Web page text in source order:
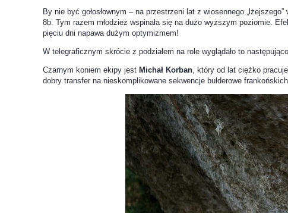
By nie być gołosłownym – na przestrzeni lat z wiosennego
8b. Tym razem młodzież wspinała się na dużo wyższym poziomie.
pięciu dni napawa dużym optymizmem!
W telegraficznym skrócie z podziałem na role wyglądało to
Czarnym koniem ekipy jest Michał Korban , który od lat ciężko
dobry transfer na nieskomplikowane sekwencje bulderowe